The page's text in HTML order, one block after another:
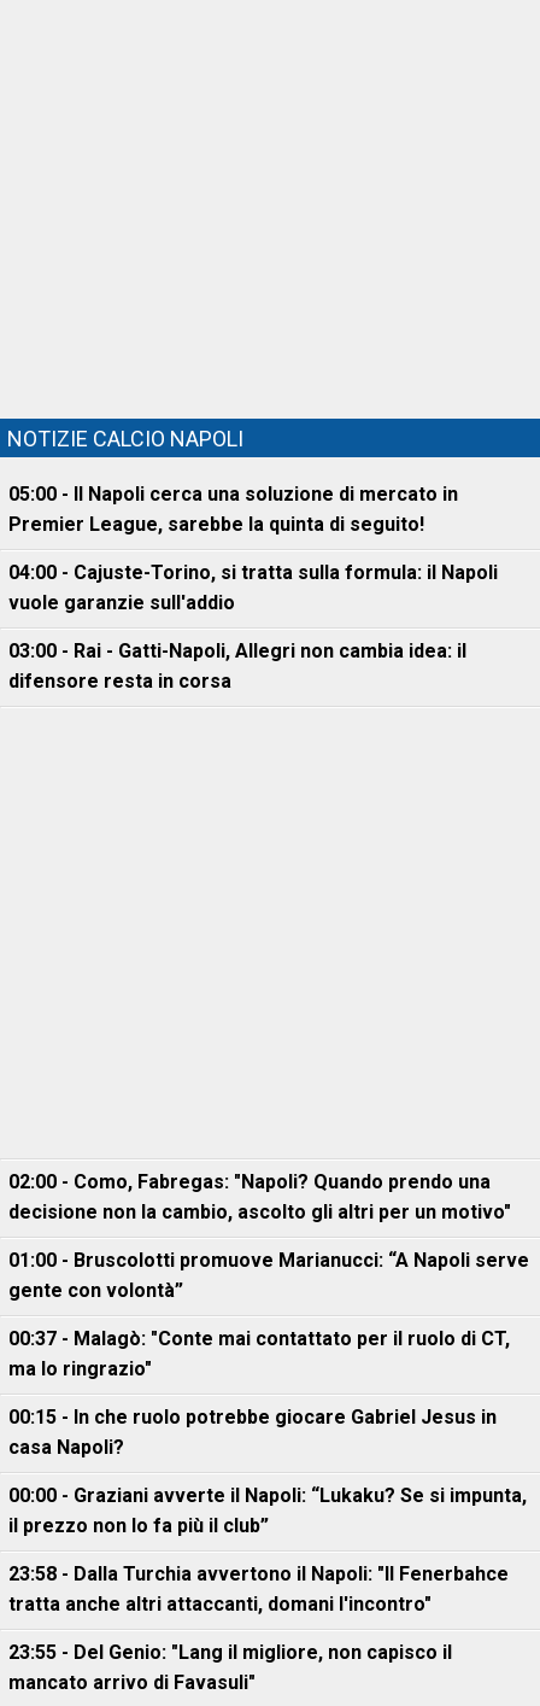
NOTIZIE CALCIO NAPOLI
05:00 - Il Napoli cerca una soluzione di mercato in
Premier League, sarebbe la quinta di seguito!
04:00 - Cajuste-Torino, si tratta sulla formula: il Napoli
vuole garanzie sull'addio
03:00 - Rai - Gatti-Napoli, Allegri non cambia idea: il
difensore resta in corsa
02:00 - Como, Fabregas: "Napoli? Quando prendo una
decisione non la cambio, ascolto gli altri per un motivo"
01:00 - Bruscolotti promuove Marianucci: “A Napoli serve
gente con volontà”
00:37 - Malagò: "Conte mai contattato per il ruolo di CT,
ma lo ringrazio"
00:15 - In che ruolo potrebbe giocare Gabriel Jesus in
casa Napoli?
00:00 - Graziani avverte il Napoli: “Lukaku? Se si impunta,
il prezzo non lo fa più il club”
23:58 - Dalla Turchia avvertono il Napoli: "Il Fenerbahce
tratta anche altri attaccanti, domani l'incontro"
23:55 - Del Genio: "Lang il migliore, non capisco il
mancato arrivo di Favasuli"